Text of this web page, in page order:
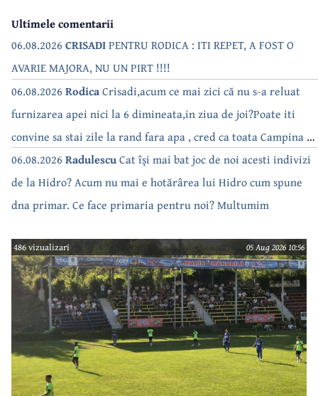
Ultimele comentarii
06.08.2026 CRISADIPENTRU RODICA : ITI REPET, A FOST O
AVARIE MAJORA, NU UN PIRT !!!!
06.08.2026 RodicaCrisadi,acum ce mai zici că nu s-a reluat
furnizarea apei nici la 6 dimineata,in ziua de joi?Poate iti
convine sa stai zile la rand fara apa , cred ca toata Campina s-
a săturat de cate ori se tot oprește apa!!
06.08.2026 RadulescuCat își mai bat joc de noi acesti indivizi
de la Hidro? Acum nu mai e hotărârea lui Hidro cum spune
dna primar. Ce face primaria pentru noi? Multumim
486 vizualizari 05 Aug 2026 10:56